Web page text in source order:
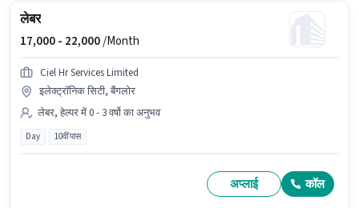
लेबर
17,000 - 22,000/Month
Ciel Hr Services Limited
इलेक्ट्रॉनिक सिटी, बैंगलोर
लेबर, हेल्पर में 0 - 3 वर्षो का अनुभव
Day 10वीं पास
अप्लाई कॉल